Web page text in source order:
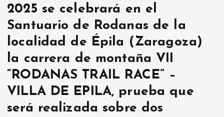
2025 se celebrará en el
Santuario de Rodanas de la
localidad de Épila (Zaragoza)
la carrera de montaña VII
“RODANAS TRAIL RACE” –
VILLA DE EPILA, prueba que
será realizada sobre dos